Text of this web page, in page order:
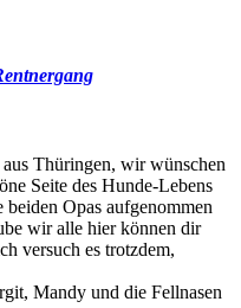
Thüringen, wir wünschen
Seite des Hunde-Lebens
Opas aufgenommen
wir alle hier können dir
versuch es trotzdem,
Mandy und die Fellnasen